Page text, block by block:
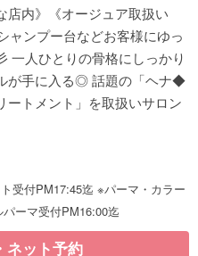
店内》《オージュア取扱い
ンプー台などお客様にゆっ
一人ひとりの骨格にしっかり
が手に入る◎ 話題の「ヘナ◆
ートメント」を取扱いサロン
受付PM17:45迄 ※パーマ・カラー
ーマ受付PM16:00迄
ネット予約